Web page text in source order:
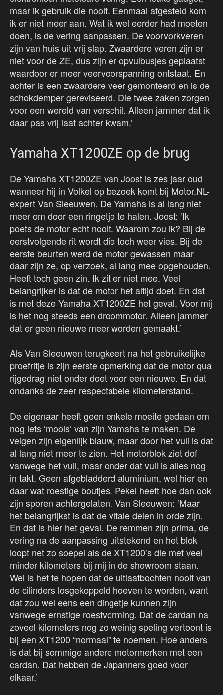
maar ik gebruik die nooit. Eenmaal afgesteld kom
ik er niet meer aan. Wat ik wel eerder had moeten
doen, is de vering aanpassen. De voorvorkveren
zijn van huis uit vrij slap. Zwaardere veren zijn er
niet voor de ZE, dus zijn er opvulbusjes geplaatst
waardoor er meer veervoorspanning ontstaat. En
achter is een zwaardere veer gemonteerd en is de
schokdemper gereviseerd. Die twee zaken zorgen
voor een wereld van verschil. Alleen jammer dat ik
daar pas vrij laat achter kwam.’
Yamaha XT1200ZE op de brug
De Yamaha XT1200ZE van Joost is zes jaar oud
wanneer hij in Volkel op bezoek komt bij Motor.NL-
expert Van Sleeuwen. De Yamaha is al lang niet
meer om door een ringetje te halen. Joost: ‘Ik
poets de motor echt nooit. Waarom zou ik? Bij de
eerstvolgende rit wordt die toch weer vies. Bij de
eerste beurten werd de motor gewassen maar
daar zijn ze, op verzoek, al lang mee opgehouden.
Heeft toch geen zin. Ik zit er niet mee. Veel
belangrijker is dat de motor het altijd doet. En dat
is met deze Yamaha XT1200ZE het geval. Voor mij
is het nog steeds een droommotor. Alleen jammer
dat er geen nieuwe meer worden gemaakt.’
Als Van Sleeuwen terugkeert na het gebruikelijke
proefritje is zijn eerste opmerking dat de motor qua
rijgedrag niet onder doet voor een nieuwe. En dat
ondanks de zeer respectabele kilometerstand.
De eigenaar heeft geen enkele moeite gedaan om
nog iets ‘moois’ van zijn Yamaha te maken. De
velgen zijn eigenlijk blauw, maar door het vuil is dat
al lang niet meer te zien. Het motorblok ziet dof
vanwege het vuil, maar onder dat vuil is alles nog
in takt. Geen afgebladderd aluminium, wel hier en
daar wat roestige boutjes. Pekel heeft hoe dan ook
zijn sporen achtergelaten. Van Sleeuwen: ‘Maar
het belangrijkst is dat de vitale delen in orde zijn.
En dat is hier het geval. De remmen zijn prima, de
vering na de aanpassing uitstekend en het blok
loopt net zo soepel als de XT1200’s die met veel
minder kilometers bij mij in de showroom staan.
Wel is het te hopen dat de uitlaatbochten nooit van
de cilinders losgekoppeld hoeven te worden, want
dat zou wel eens een dingetje kunnen zijn
vanwege ernstige roestvorming. Dat de cardan na
zoveel kilometers nog zo weinig speling vertoont is
bij een XT1200 “normaal” te noemen. Hoe anders
is dat bij sommige andere motormerken met een
cardan. Dat hebben de Japanners goed voor
elkaar.’